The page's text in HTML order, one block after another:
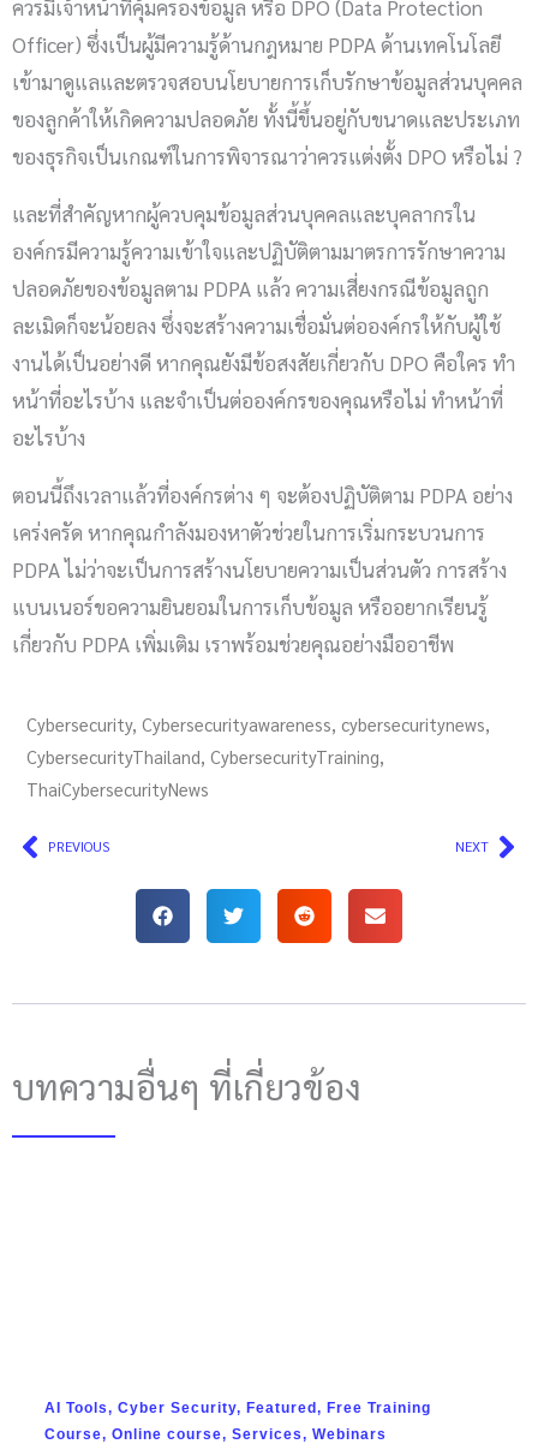
ควรมีเจ้าหน้าที่คุ้มครองข้อมูล หรือ DPO (Data Protection
Officer) ซึ่งเป็นผู้มีความรู้ด้านกฎหมาย PDPA ด้านเทคโนโลยี
เข้ามาดูแลและตรวจสอบนโยบายการเก็บรักษาข้อมูลส่วนบุคคล
ของลูกค้าให้เกิดความปลอดภัย ทั้งนี้ขึ้นอยู่กับขนาดและประเภท
ของธุรกิจเป็นเกณฑ์ในการพิจารณาว่าควรแต่งตั้ง DPO หรือไม่ ?
และที่สำคัญหากผู้ควบคุมข้อมูลส่วนบุคคลและบุคลากรใน
องค์กรมีความรู้ความเข้าใจและปฏิบัติตามมาตรการรักษาความ
ปลอดภัยของข้อมูลตาม PDPA แล้ว ความเสี่ยงกรณีข้อมูลถูก
ละเมิดก็จะน้อยลง ซึ่งจะสร้างความเชื่อมั่นต่อองค์กรให้กับผู้ใช้
งานได้เป็นอย่างดี หากคุณยังมีข้อสงสัยเกี่ยวกับ DPO คือใคร ทำ
หน้าที่อะไรบ้าง และจำเป็นต่อองค์กรของคุณหรือไม่ ทำหน้าที่
อะไรบ้าง
ตอนนี้ถึงเวลาแล้วที่องค์กรต่าง ๆ จะต้องปฏิบัติตาม PDPA อย่าง
เคร่งครัด หากคุณกำลังมองหาตัวช่วยในการเริ่มกระบวนการ
PDPA ไม่ว่าจะเป็นการสร้างนโยบายความเป็นส่วนตัว การสร้าง
แบนเนอร์ขอความยินยอมในการเก็บข้อมูล หรืออยากเรียนรู้
เกี่ยวกับ PDPA เพิ่มเติม เราพร้อมช่วยคุณอย่างมืออาชีพ
Cybersecurity, Cybersecurityawareness cybersecuritynews
CybersecurityThailand CybersecurityTraining
ThaiCybersecurityNews
PrevPREVIOUS NEXT
บทความอื่นๆ ที่เกี่ยวข้อง
AI Tools, Cyber Security, Featured, Free Training
Course, Online course, Services, Webinars